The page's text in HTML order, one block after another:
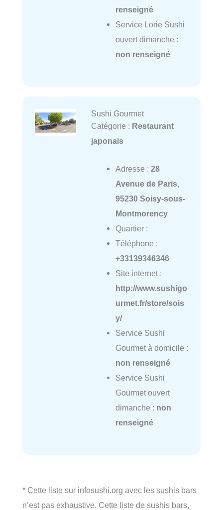
renseigné
Service Lorie Sushi
ouvert dimanche :
non renseigné
Sushi Gourmet
Catégorie : Restaurant
japonais
Adresse : 28
Avenue de Paris,
95230 Soisy-sous-
Montmorency
Quartier :
Téléphone :
+33139346346
Site internet :
http://www.sushigo
urmet.fr/store/sois
y/
Service Sushi
Gourmet à domicile :
non renseigné
Service Sushi
Gourmet ouvert
dimanche : non
renseigné
* Cette liste sur infosushi.org avec les sushis bars
n’est pas exhaustive. Cette liste de sushis bars,